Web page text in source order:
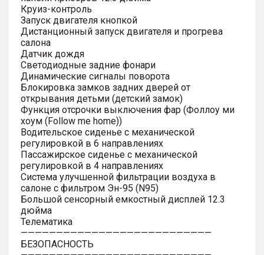
Круиз-контроль
Запуск двигателя кнопкой
Дистанционный запуск двигателя и прогрева
салона
Датчик дождя
Светодиодные задние фонари
Динамические сигналы поворота
Блокировка замков задних дверей от
открывания детьми (детский замок)
Функция отсрочки выключения фар (Фоллоу ми
хоум (Follow me home))
Водительское сиденье с механической
регулировкой в 6 направлениях
Пассажирское сиденье с механической
регулировкой в 4 направлениях
Система улучшенной фильтрации воздуха в
салоне с фильтром Эн-95 (N95)
Большой сенсорный емкостный дисплей 12.3
дюйма
Телематика
———————————————————————————
БЕЗОПАСНОСТЬ